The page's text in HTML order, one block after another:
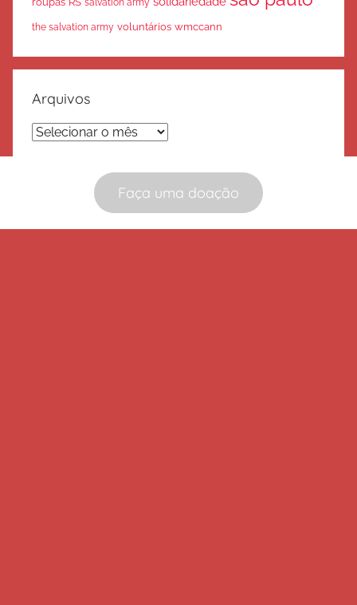
Faça uma doação
the salvation army voluntários wmccann
Arquivos
Arquivos